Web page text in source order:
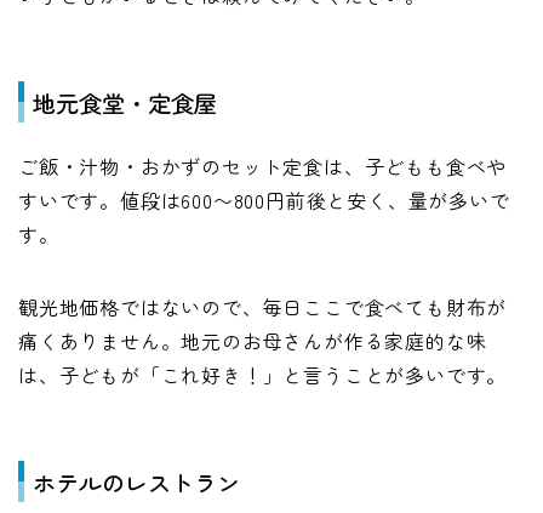
地元食堂・定食屋
ご飯・汁物・おかずのセット定食は、子どもも食べや
すいです。値段は600〜800円前後と安く、量が多いで
す。
観光地価格ではないので、毎日ここで食べても財布が
痛くありません。地元のお母さんが作る家庭的な味
は、子どもが「これ好き！」と言うことが多いです。
ホテルのレストラン